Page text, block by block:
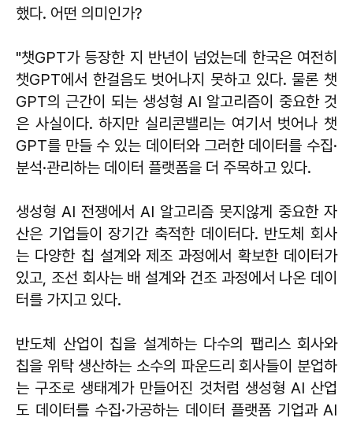
했다. 어떤 의미인가?
"챗GPT가 등장한 지 반년이 넘었는데 한국은 여전히
챗GPT에서 한걸음도 벗어나지 못하고 있다. 물론 챗
GPT의 근간이 되는 생성형 AI 알고리즘이 중요한 것
은 사실이다. 하지만 실리콘밸리는 여기서 벗어나 챗
GPT를 만들 수 있는 데이터와 그러한 데이터를 수집·
분석·관리하는 데이터 플랫폼을 더 주목하고 있다.
생성형 AI 전쟁에서 AI 알고리즘 못지않게 중요한 자
산은 기업들이 장기간 축적한 데이터다. 반도체 회사
는 다양한 칩 설계와 제조 과정에서 확보한 데이터가
있고, 조선 회사는 배 설계와 건조 과정에서 나온 데이
터를 가지고 있다.
반도체 산업이 칩을 설계하는 다수의 팹리스 회사와
칩을 위탁 생산하는 소수의 파운드리 회사들이 분업하
는 구조로 생태계가 만들어진 것처럼 생성형 AI 산업
도 데이터를 수집·가공하는 데이터 플랫폼 기업과 AI